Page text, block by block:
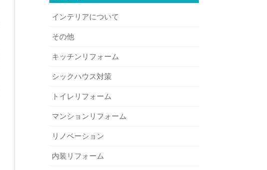
インテリアについて
その他
キッチンリフォーム
シックハウス対策
トイレリフォーム
マンションリフォーム
リノベーション
内装リフォーム